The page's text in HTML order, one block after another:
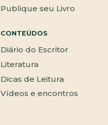
Publique seu Livro
CONTEÚDOS
Diário do Escritor
Literatura
Dicas de Leitura
Vídeos e encontros